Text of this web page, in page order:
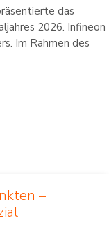
das
2026. Infineon
Im Rahmen des
–